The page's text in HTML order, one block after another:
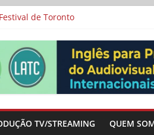
de Toronto
“Manas” e “O Agente Secreto”
criados a partir de histórias
e filme-tributo de Wajda a
TV/STREAMING QUEM